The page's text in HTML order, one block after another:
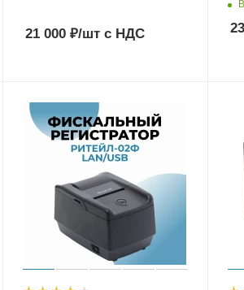
21 000 ₽/шт с НДС